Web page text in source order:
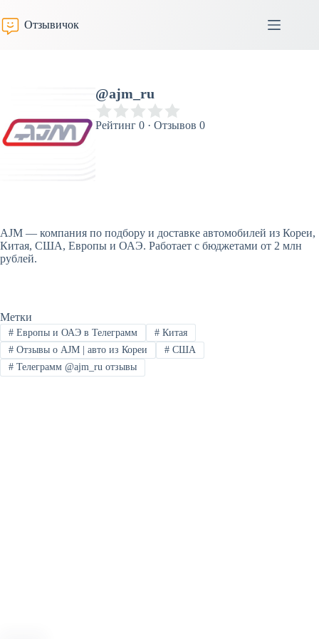
к
сути
Отзывичок
@ajm_ru
Рейтинг 0 · Отзывов 0
AJM — компания по подбору и доставке автомобилей из Кореи,
Китая, США, Европы и ОАЭ. Работает с бюджетами от 2 млн
рублей.
Метки
#Европы и ОАЭ в Телеграмм #Китая
#Отзывы о AJM | авто из Кореи #США
#Телеграмм @ajm_ru отзывы